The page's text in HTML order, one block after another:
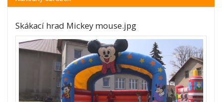
Skákací hrad Mickey mouse.jpg